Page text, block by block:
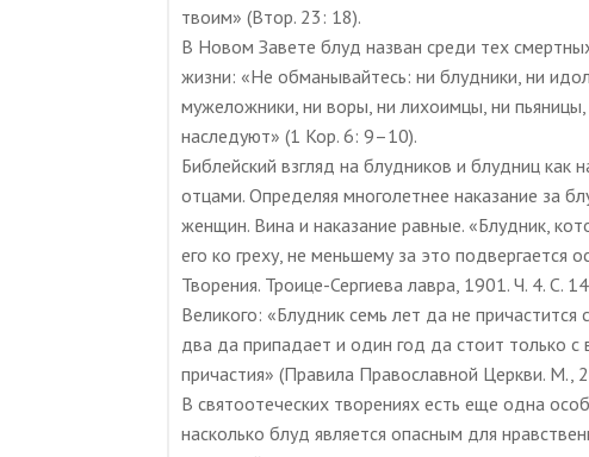
твоим» (Втор. 23: 18).
В Новом Завете блуд назван среди тех
жизни: «Не обманывайтесь: ни блудники, ни
мужеложники, ни воры, ни лихоимцы, ни
наследуют» (1 Кор. 6: 9–10).
Библейский взгляд на блудников и блудниц как
отцами. Определяя многолетнее наказание за
женщин. Вина и наказание равные. «Блудник,
его ко греху, не меньшему за это подвергается
Творения. Троице-Сергиева лавра, 1901. Ч. 4. С.
Великого: «Блудник семь лет да не
два да припадает и один год да стоит только
причастия» (Правила Православной Церкви. М.,
В святоотеческих творениях есть еще одна
насколько блуд является опасным для